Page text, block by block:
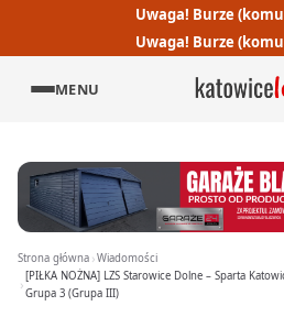
Uwaga! Burze
Uwaga! Burze
MENU
Strona główna Wiadomości
[PIŁKA NOŻNA] LZS Starowice Dolne – Sparta
Grupa 3 (Grupa III)